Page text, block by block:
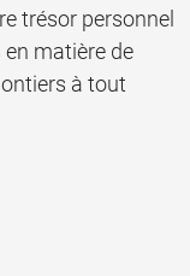
trésor personnel
matière de
à tout